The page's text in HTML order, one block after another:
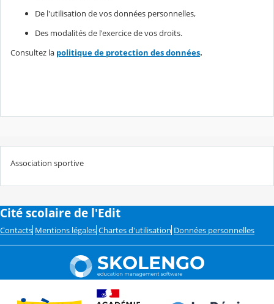
De l'utilisation de vos données personnelles,
Des modalités de l'exercice de vos droits.
Consultez la politique de protection des données.
Association sportive
Cité scolaire de l'Edit
Contacts Mentions légales Chartes d'utilisation Données personnelles